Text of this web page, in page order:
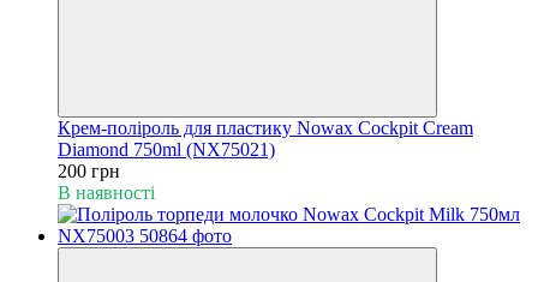
Крем-поліроль для пластику Nowax Cockpit Cream
Diamond 750ml (NX75021)
200 грн
В наявності